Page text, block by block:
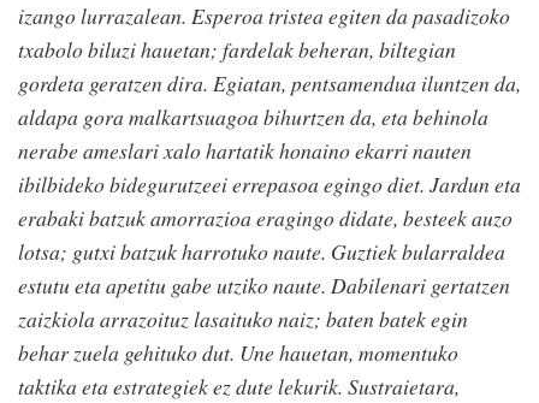
izango lurrazalean. Esperoa tristea egiten da pasadizoko
txabolo biluzi hauetan; fardelak beheran, biltegian
gordeta geratzen dira. Egiatan, pentsamendua iluntzen da,
aldapa gora malkartsuagoa bihurtzen da, eta behinola
nerabe ameslari xalo hartatik honaino ekarri nauten
ibilbideko bidegurutzeei errepasoa egingo diet. Jardun eta
erabaki batzuk amorrazioa eragingo didate, besteek auzo
lotsa; gutxi batzuk harrotuko naute. Guztiek bularraldea
estutu eta apetitu gabe utziko naute. Dabilenari gertatzen
zaizkiola arrazoituz lasaituko naiz; baten batek egin
behar zuela gehituko dut. Une hauetan, momentuko
taktika eta estrategiek ez dute lekurik. Sustraietara,